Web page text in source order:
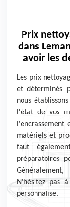
Prix
dans
avoir les
Les prix
et déterminés
nous
l'état de vos
matériels et
faut
préparatoires
N'hésitez pas
personnalisé.